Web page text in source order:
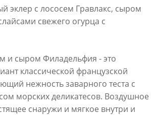
эклер с лососем Гравлакс, сыром
свежего огурца с
и сыром Филадельфия - это
классической французской
нежность заварного теста с
морских деликатесов. Воздушное
снаружи и мягкое внутри и